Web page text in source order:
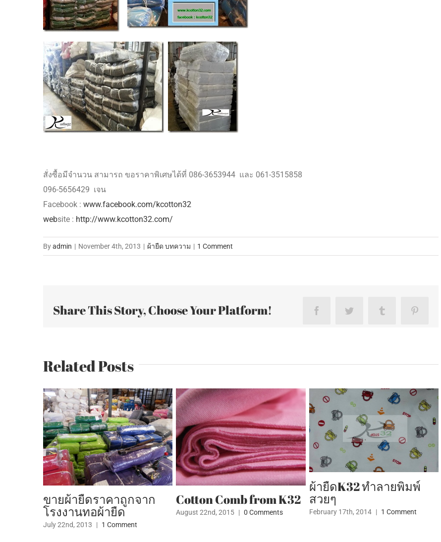
สั่งซื้อมีจำนวน สามารถ ขอราคาพิเศษได้ที่ 086-3653944 และ 061-3515858
096-5656429 เจน
Facebook : www.facebook.com/kcotton32
website : http://www.kcotton32.com/
Byadmin | November 4th, 2013 | ผ้ายืด บทความ | 1 Comment
Share This Story, Choose Your Platform! FacebookTwitter Tumblr Pinterest
Related Posts
ดราคาถูกจาก
ทอผ้ายืด
1 Comment
Cotton Comb from K32
August 22nd, 2015 0 Comments
ผ้ายืดK32 ทำลายพิมพ์
สวยๆ
February 17th, 2014 1 Comment เทศกาลกินเจ